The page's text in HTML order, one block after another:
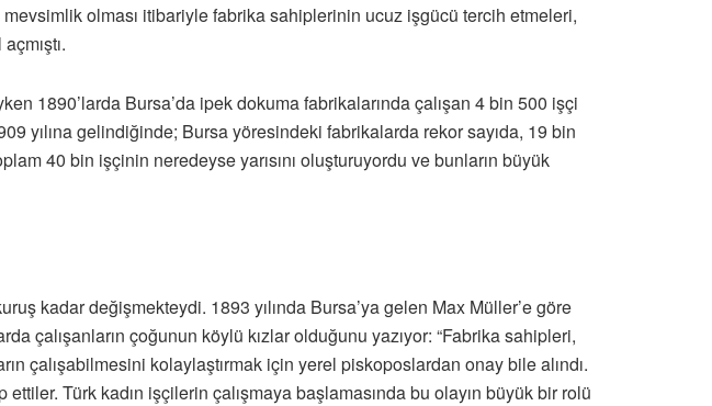
olması itibariyle fabrika sahiplerinin ucuz işgücü tercih etmeleri,
1890’larda Bursa’da ipek dokuma fabrikalarında çalışan 4 bin 500 işçi
yılına gelindiğinde; Bursa yöresindeki fabrikalarda rekor sayıda, 19 bin
40 bin işçinin neredeyse yarısını oluşturuyordu ve bunların büyük
kadar değişmekteydi. 1893 yılında Bursa’ya gelen Max Müller’e göre
çalışanların çoğunun köylü kızlar olduğunu yazıyor: “Fabrika sahipleri,
çalışabilmesini kolaylaştırmak için yerel piskoposlardan onay bile alındı.
Türk kadın işçilerin çalışmaya başlamasında bu olayın büyük bir rolü